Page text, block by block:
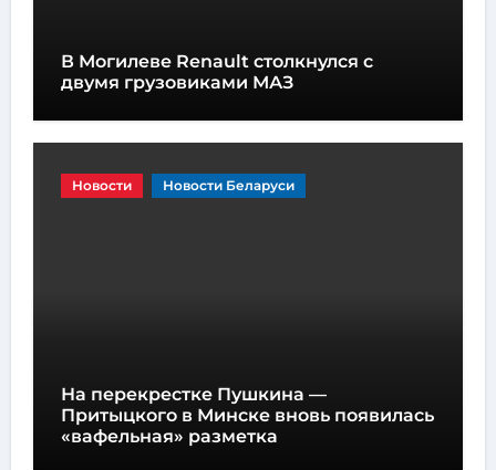
В Могилеве Renault столкнулся с
двумя грузовиками МАЗ
Новости Новости Беларуси
На перекрестке Пушкина —
Притыцкого в Минске вновь появилась
«вафельная» разметка